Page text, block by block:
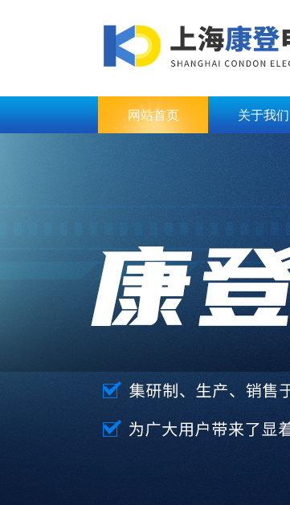
网站首页 关于我们